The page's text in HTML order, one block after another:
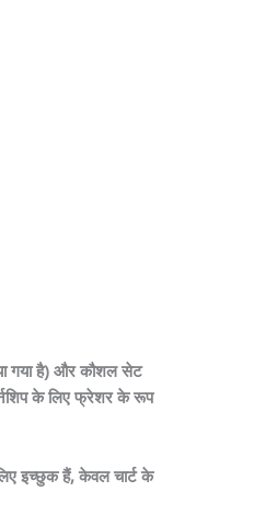
गया है) और कौशल सेट
के लिए फ्रेशर के रूप
इच्छुक हैं, केवल चार्ट के